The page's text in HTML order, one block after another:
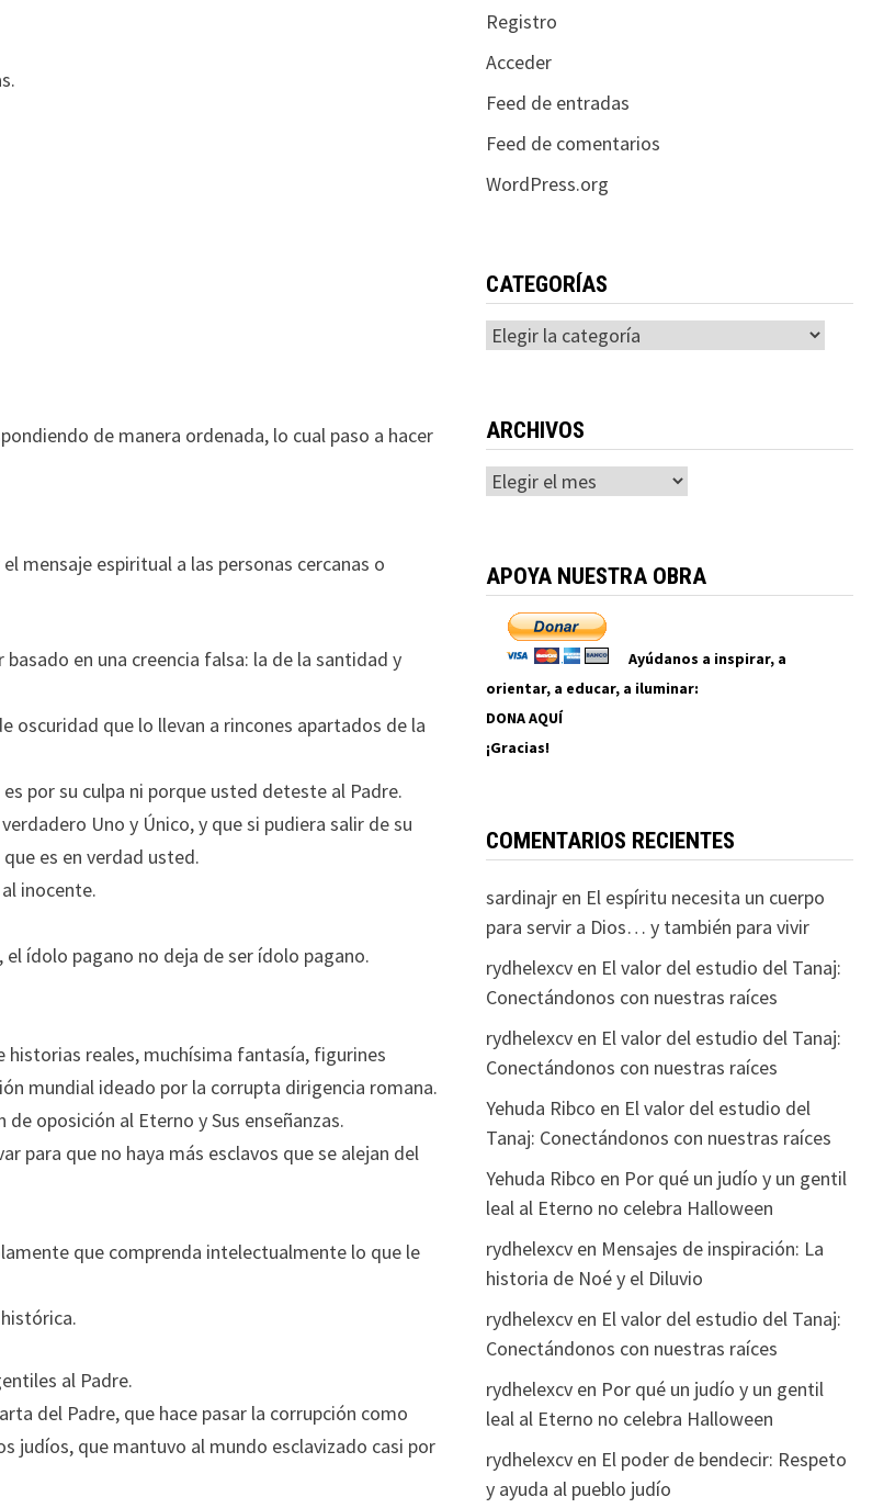
de manera ordenada, lo cual paso a hacer
mensaje espiritual a las personas cercanas o
en una creencia falsa: la de la santidad y
oscuridad que lo llevan a rincones apartados de la
por su culpa ni porque usted deteste al Padre.
Uno y Único, y que si pudiera salir de su
es en verdad usted.
inocente.
ídolo pagano no deja de ser ídolo pagano.
reales, muchísima fantasía, figurines
mundial ideado por la corrupta dirigencia romana.
oposición al Eterno y Sus enseñanzas.
para que no haya más esclavos que se alejan del
que comprenda intelectualmente lo que le
al Padre.
del Padre, que hace pasar la corrupción como
judíos, que mantuvo al mundo esclavizado casi por
Registro
Acceder
Feed de entradas
Feed de comentarios
WordPress.org
CATEGORÍAS
Categorías
ARCHIVOS
Archivos
APOYA NUESTRA OBRA
Ayúdanos a inspirar, a
orientar, a educar, a iluminar:
DONA AQUÍ
¡Gracias!
COMENTARIOS RECIENTES
sardinajren El espíritu necesita un cuerpo
para servir a Dios… y también para vivir
rydhelexcven El valor del estudio del Tanaj:
Conectándonos con nuestras raíces
rydhelexcven El valor del estudio del Tanaj:
Conectándonos con nuestras raíces
Yehuda Ribco en El valor del estudio del
Tanaj: Conectándonos con nuestras raíces
Yehuda Ribco en Por qué un judío y un gentil
leal al Eterno no celebra Halloween
rydhelexcven Mensajes de inspiración: La
historia de Noé y el Diluvio
rydhelexcven El valor del estudio del Tanaj:
Conectándonos con nuestras raíces
rydhelexcven Por qué un judío y un gentil
leal al Eterno no celebra Halloween
rydhelexcven El poder de bendecir: Respeto
y ayuda al pueblo judío